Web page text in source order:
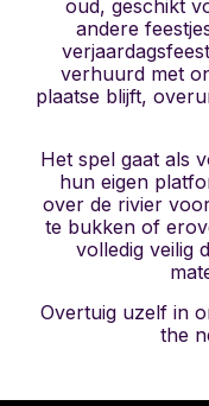
oud, geschikt
andere
verhuurd met
plaatse blijft,
Het spel gaat als
hun eigen
over de rivier
te bukken of
volledig veilig
Overtuig uzelf in
the